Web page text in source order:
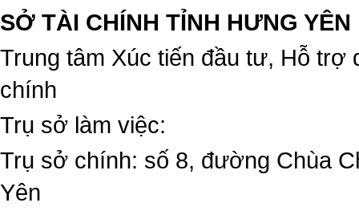
SỞ TÀI CHÍNH TỈNH HƯNG YÊN
Trung tâm Xúc tiến đầu tư, Hỗ trợ
chính
Trụ sở làm việc:
Trụ sở chính: số 8, đường Chùa
Yên